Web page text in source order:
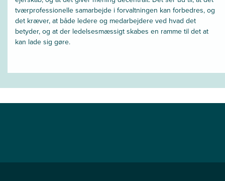
tværprofessionelle samarbejde i forvaltningen kan forbedres, og
det kræver, at både ledere og medarbejdere ved hvad det
betyder, og at der ledelsesmæssigt skabes en ramme til det at
kan lade sig gøre.